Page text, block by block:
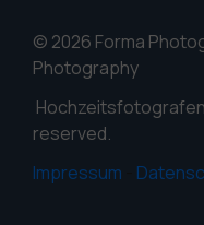
© 2026 Forma
Photography
reserved.
Impressum